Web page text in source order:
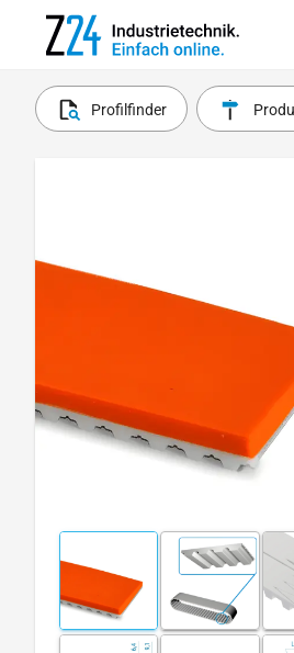
Profilfinder